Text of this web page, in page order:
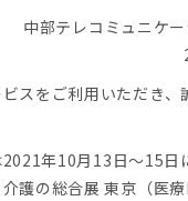
中部テレコミュニケ
スをご利用いただき、
年10月13日～15日
護の総合展 東京（医